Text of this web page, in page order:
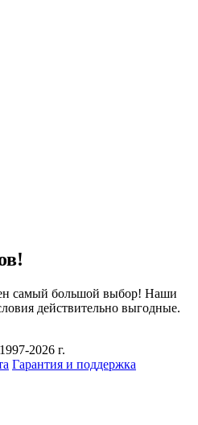
самый большой выбор! Наши
действительно выгодные.
2026 г.
Гарантия и поддержка